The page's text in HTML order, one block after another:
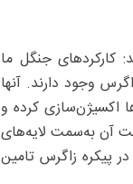
جنگل ما
وجود دارند. آنها
اکسیژن‌سازی کرده و
آن به‌سمت لایه‌های
که معیشت اقتصادی حداقل ۱۱استان کشور را در پیکره زاگرس تامین